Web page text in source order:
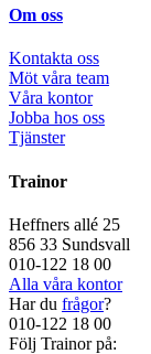
Om oss
Kontakta oss
Möt våra team
Våra kontor
Jobba hos oss
Tjänster
Trainor
Heffners allé 25
856 33 Sundsvall
010-122 18 00
Alla våra kontor
Har du frågor?
010-122 18 00
Följ Trainor på: